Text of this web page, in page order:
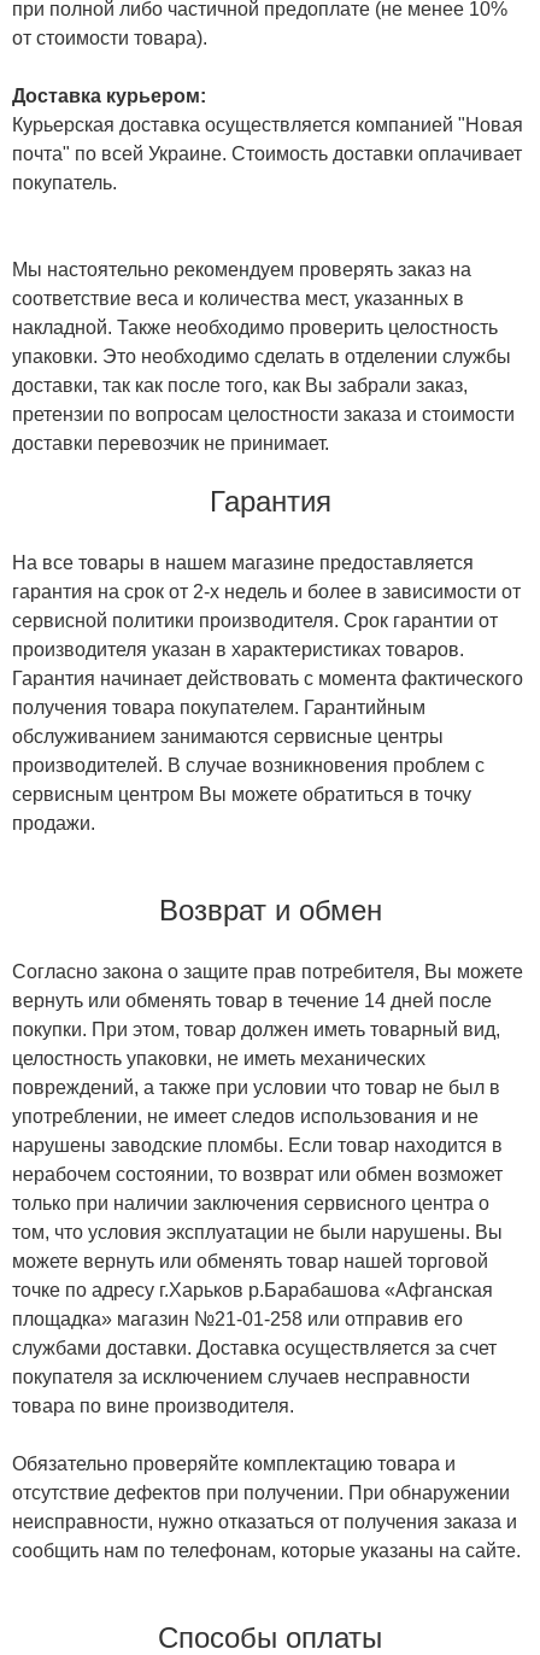
при полной либо частичной предоплате (не менее 10%
от стоимости товара).
Доставка курьером:
Курьерская доставка осуществляется компанией "Новая
почта" по всей Украине. Стоимость доставки оплачивает
покупатель.
Мы настоятельно рекомендуем проверять заказ на
соответствие веса и количества мест, указанных в
накладной. Также необходимо проверить целостность
упаковки. Это необходимо сделать в отделении службы
доставки, так как после того, как Вы забрали заказ,
претензии по вопросам целостности заказа и стоимости
доставки перевозчик не принимает.
Гарантия
На все товары в нашем магазине предоставляется
гарантия на срок от 2-х недель и более в зависимости от
сервисной политики производителя. Срок гарантии от
производителя указан в характеристиках товаров.
Гарантия начинает действовать с момента фактического
получения товара покупателем. Гарантийным
обслуживанием занимаются сервисные центры
производителей. В случае возникновения проблем с
сервисным центром Вы можете обратиться в точку
продажи.
Возврат и обмен
Согласно закона о защите прав потребителя, Вы можете
вернуть или обменять товар в течение 14 дней после
покупки. При этом, товар должен иметь товарный вид,
целостность упаковки, не иметь механических
повреждений, а также при условии что товар не был в
употреблении, не имеет следов использования и не
нарушены заводские пломбы. Если товар находится в
нерабочем состоянии, то возврат или обмен возможет
только при наличии заключения сервисного центра о
том, что условия эксплуатации не были нарушены. Вы
можете вернуть или обменять товар нашей торговой
точке по адресу г.Харьков р.Барабашова «Афганская
площадка» магазин №21-01-258 или отправив его
службами доставки. Доставка осуществляется за счет
покупателя за исключением случаев несправности
товара по вине производителя.
Обязательно проверяйте комплектацию товара и
отсутствие дефектов при получении. При обнаружении
неисправности, нужно отказаться от получения заказа и
сообщить нам по телефонам, которые указаны на сайте.
Способы оплаты